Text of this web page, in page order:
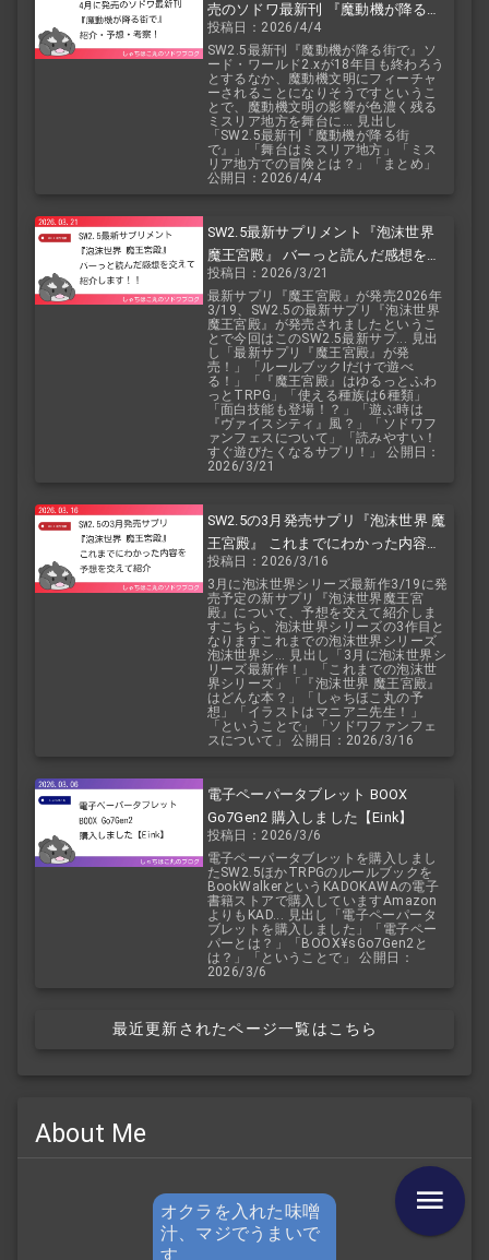
売のソドワ最新刊 『魔動機が降る街
で』 紹介・予想・考察！
投稿日：2026/4/4
SW2.5最新刊『魔動機が降る街で』ソ
ード・ワールド2.xが18年目も終わろう
とするなか、魔動機文明にフィーチャ
ーされることになりそうですというこ
とで、魔動機文明の影響が色濃く残る
ミスリア地方を舞台に... 見出し
「SW2.5最新刊『魔動機が降る街
で』」「舞台はミスリア地方」「ミス
リア地方での冒険とは？」「まとめ」
公開日：2026/4/4
SW2.5最新サプリメント『泡沫世界
魔王宮殿』 バーっと読んだ感想を交
えて紹介します！！
投稿日：2026/3/21
最新サプリ『魔王宮殿』が発売2026年
3/19、SW2.5の最新サプリ『泡沫世界
魔王宮殿』が発売されましたというこ
とで今回はこのSW2.5最新サプ... 見出
し「最新サプリ『魔王宮殿』が発
売！」「ルールブックIだけで遊べ
る！」「『魔王宮殿』はゆるっとふわ
っとTRPG」「使える種族は6種類」
「面白技能も登場！？」「遊ぶ時は
『ヴァイスシティ』風？」「ソドワフ
ァンフェスについて」「読みやすい！
すぐ遊びたくなるサプリ！」 公開日：
2026/3/21
SW2.5の3月発売サプリ『泡沫世界 魔
王宮殿』 これまでにわかった内容を
予想を交えて紹介
投稿日：2026/3/16
3月に泡沫世界シリーズ最新作3/19に発
売予定の新サプリ『泡沫世界魔王宮
殿』について、予想を交えて紹介しま
すこちら、泡沫世界シリーズの3作目と
なりますこれまでの泡沫世界シリーズ
泡沫世界シ... 見出し「3月に泡沫世界シ
リーズ最新作！」「これまでの泡沫世
界シリーズ」「『泡沫世界 魔王宮殿』
はどんな本？」「しゃちほこ丸の予
想」「イラストはマニアニ先生！」
「ということで」「ソドワファンフェ
スについて」 公開日：2026/3/16
電子ペーパータブレット BOOX
Go7Gen2 購入しました【Eink】
投稿日：2026/3/6
電子ペーパータブレットを購入しまし
たSW2.5ほかTRPGのルールブックを
BookWalkerというKADOKAWAの電子
書籍ストアで購入していますAmazon
よりもKAD... 見出し「電子ペーパータ
ブレットを購入しました」「電子ペー
パーとは？」「BOOX¥sGo7Gen2と
は？」「ということで」 公開日：
2026/3/6
最近更新されたページ一覧はこちら
About Me
オクラを入れた味噌
汁、マジでうまいで
す